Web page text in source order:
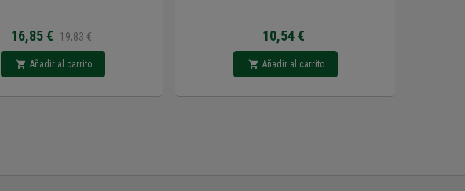
16,85 € 19,83 €
Añadir al carrito
10,54 €
Añadir al carrito